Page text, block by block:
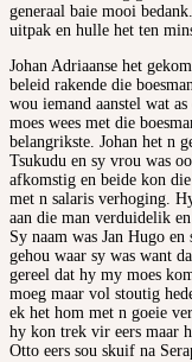
generaal baie mooi
uitpak en hulle het ten
Johan Adriaanse het
beleid rakende die
wou iemand aanstel wat
moes wees met die
belangrikste. Johan het n
Tsukudu en sy vrou was
afkomstig en beide kon
met n salaris verhoging.
aan die man verduidelik
Sy naam was Jan Hugo
gehou waar sy was want
gereel dat hy my moes
moeg maar vol stoutig
ek het hom met n goeie
hy kon trek vir eers maar
Otto eers sou skuif na